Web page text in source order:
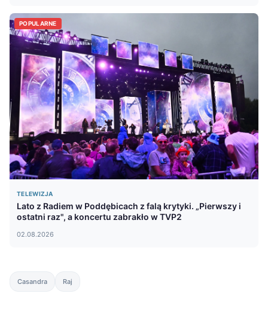
POPULARNE
TELEWIZJA
Lato z Radiem w Poddębicach z falą krytyki. „Pierwszy i
ostatni raz", a koncertu zabrakło w TVP2
02.08.2026
Casandra Raj